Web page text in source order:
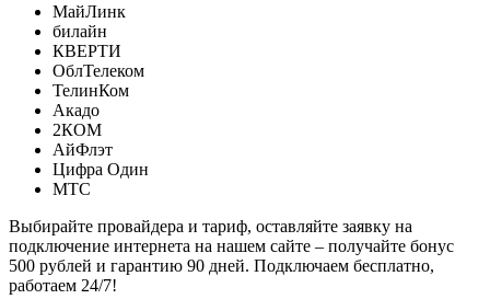
МайЛинк
билайн
КВЕРТИ
ОблТелеком
ТелинКом
Акадо
2КОМ
АйФлэт
Цифра Один
МТС
Выбирайте провайдера и тариф, оставляйте заявку на
подключение интернета на нашем сайте – получайте бонус
500 рублей и гарантию 90 дней. Подключаем бесплатно,
работаем 24/7!